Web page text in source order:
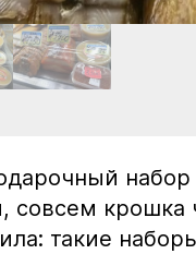
крошка
такие